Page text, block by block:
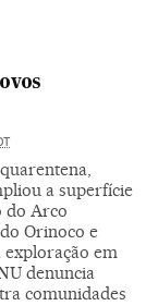
a superfície
do Arco
Orinoco e
em
denuncia
comunidades